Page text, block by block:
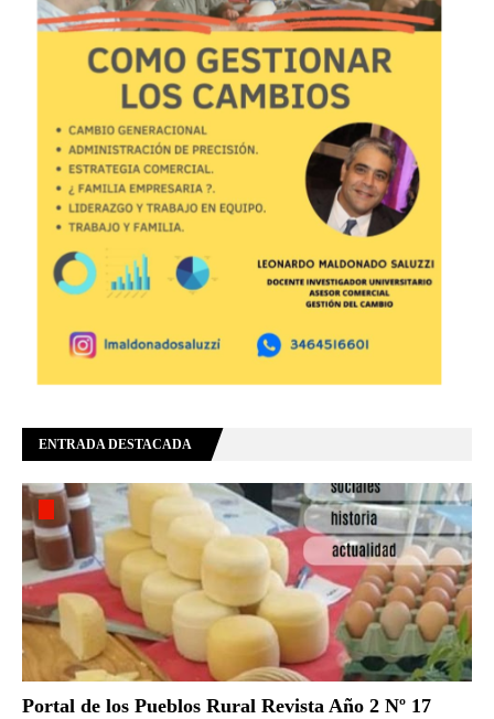
ENTRADA DESTACADA
Portal de los Pueblos Rural Revista Año 2 Nº 17